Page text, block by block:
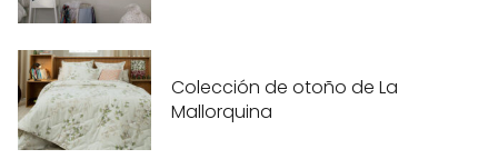
Colección de otoño de La
Mallorquina